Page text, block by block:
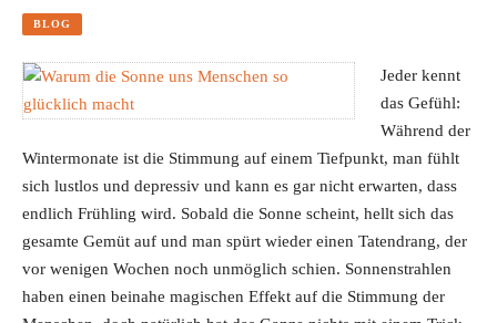
BLOG
Jeder kennt
das Gefühl:
Während der
Wintermonate ist die Stimmung auf einem Tiefpunkt, man fühlt
sich lustlos und depressiv und kann es gar nicht erwarten, dass
endlich Frühling wird. Sobald die Sonne scheint, hellt sich das
gesamte Gemüt auf und man spürt wieder einen Tatendrang, der
vor wenigen Wochen noch unmöglich schien. Sonnenstrahlen
haben einen beinahe magischen Effekt auf die Stimmung der